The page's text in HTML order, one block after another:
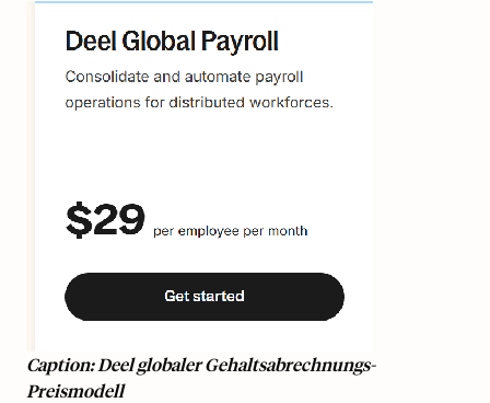
Caption: Deel globaler Gehaltsabrechnungs-
Preismodell